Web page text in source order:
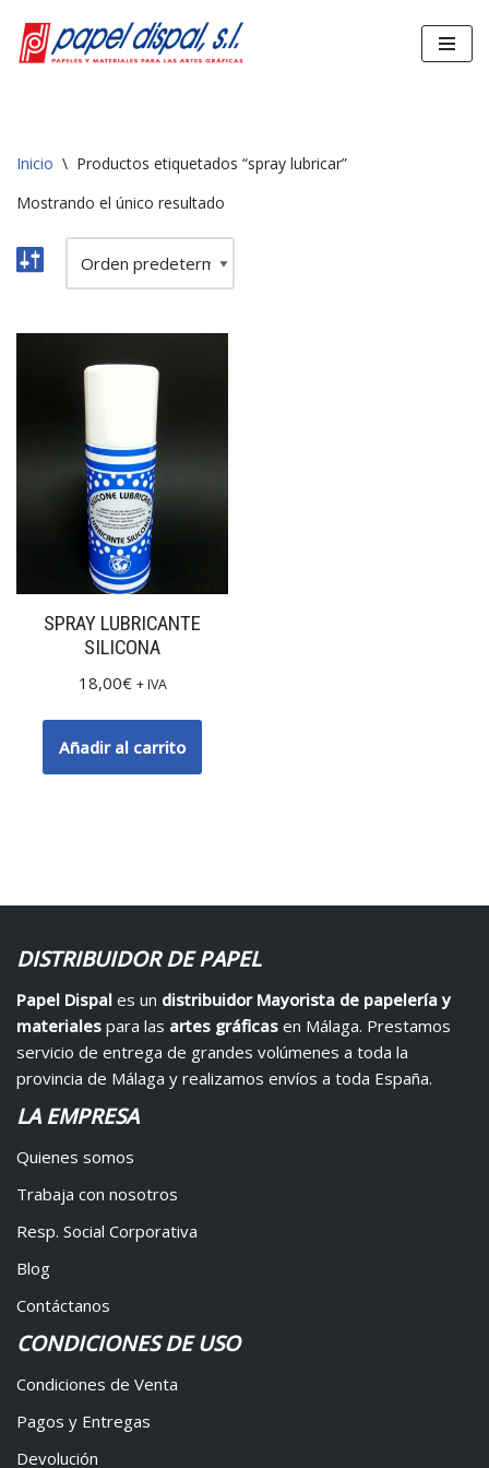
Saltar
Inicio \ Productos etiquetados “spray lubricar”
Mostrando el único resultado
SPRAY LUBRICANTE
SILICONA
18,00€ + IVA
Añadir al carrito
DISTRIBUIDOR DE PAPEL
Papel Dispal es un distribuidor Mayorista de papelería y
materiales para las artes gráficas en Málaga. Prestamos
servicio de entrega de grandes volúmenes a toda la
provincia de Málaga y realizamos envíos a toda España.
LA EMPRESA
Quienes somos
Trabaja con nosotros
Resp. Social Corporativa
Blog
Contáctanos
CONDICIONES DE USO
Condiciones de Venta
Pagos y Entregas
Devolución